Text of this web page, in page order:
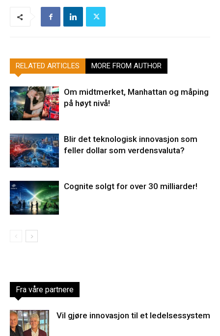
RELATED ARTICLES MORE FROM AUTHOR
Om midtmerket, Manhattan og måping
på høyt nivå!
Blir det teknologisk innovasjon som
feller dollar som verdensvaluta?
Cognite solgt for over 30 milliarder!
Fra våre partnere
Vil gjøre innovasjon til et ledelsessystem